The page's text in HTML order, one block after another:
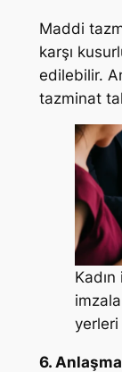
Maddi
karşı
edilebilir.
tazminat
yerleri
6.